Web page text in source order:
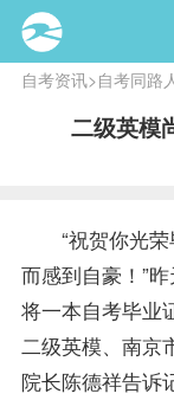
自考资讯>自考同路
二级英模
“祝贺你光荣
而感到自豪！”
将一本自考毕业
二级英模、南京
院长陈德祥告诉